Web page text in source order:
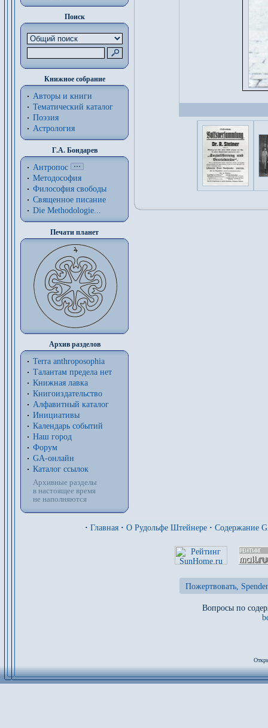
Поиск
Книжное собрание
Авторы и книги
Тематический каталог
Поэзия
Астрология
Г.А. Бондарев
Антропос
Методософия
Философия cвободы
Священное писание
Die Methodologie...
Печати планет
Архив разделов
Terra anthroposophia
Талантам предела нет
Книжная лавка
Книгоиздательство
Алфавитный каталог
Инициативы
Календарь событий
Наш город
Форум
GA-онлайн
Каталог ссылок
Архивные разделы
в настоящее время
не наполняются
· Главная · О Рудольфе Штейнере · Содержание
Пожертвовать,
Вопросы по